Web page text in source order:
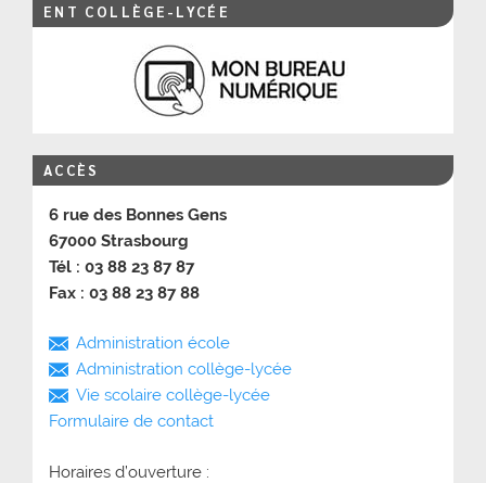
ENT COLLÈGE-LYCÉE
ACCÈS
6 rue des Bonnes Gens
67000 Strasbourg
Tél : 03 88 23 87 87
Fax : 03 88 23 87 88
Administration école
Administration collège-lycée
Vie scolaire collège-lycée
Formulaire de contact
Horaires d’ouverture :